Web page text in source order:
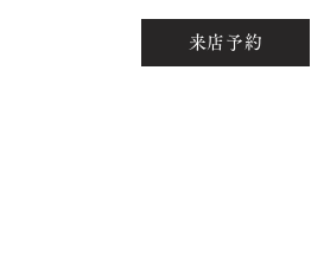
来店予約